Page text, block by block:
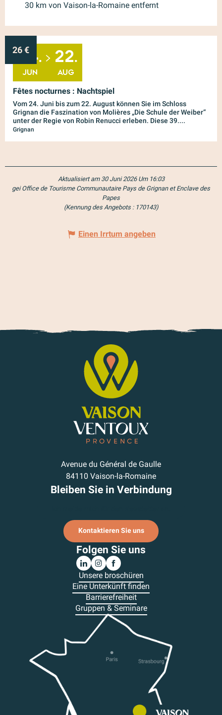
30 km von Vaison-la-Romaine entfernt
26€
24.
JUN
22.
AUG
Fêtes nocturnes : Nachtspiel
Vom 24. Juni bis zum 22. August können Sie im Schloss
Grignan die Faszination von Molières „Die Schule der Weiber“
unter der Regie von Robin Renucci erleben. Diese 39....
Grignan
Aktualisiert am 30 Juni 2026 Um 16:03
gei Office de Tourisme Communautaire Pays de Grignan et Enclave des
Papes
(Kennung des Angebots : 170143)
Einen Irrtum angeben
Avenue du Général de Gaulle
84110 Vaison-la-Romaine
Bleiben Sie in Verbindung
Kontaktieren Sie uns
Folgen Sie uns
Unsere broschüren
Eine Unterkünft finden
Barrierefreiheit
Gruppen & Seminare